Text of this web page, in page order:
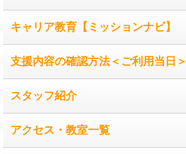
キャリア教育【ミッションナビ】
支援内容の確認方法＜ご利用当日＞
スタッフ紹介
アクセス・教室一覧